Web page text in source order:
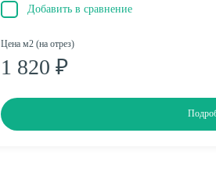
Добавить в сравнение
Цена м2 (на отрез)
1 820 ₽